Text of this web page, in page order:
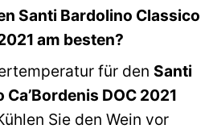
Santi Bardolino Classico
am besten?
für den Santi
DOC 2021
Sie den Wein vor